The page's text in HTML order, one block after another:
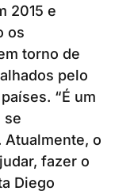
2015 e
os
torno de
pelo
“É um
se
Atualmente, o
fazer o
Diego